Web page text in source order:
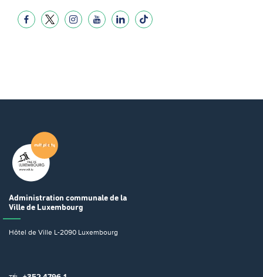
Administration communale de la
Ville de Luxembourg
Hôtel de Ville L-2090 Luxembourg